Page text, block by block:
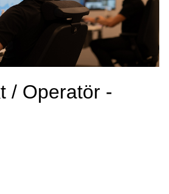
/ Operatör -